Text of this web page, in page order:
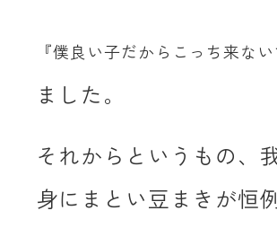
『僕良い子だからこっち来ない
ました。
それからというもの、
身にまとい豆まきが恒